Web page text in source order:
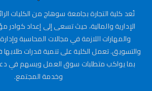
تُعد كلية التجارة بجامعة سوهاج من الكليات
الإدارية والمالية، حيث تسعى إلى إعداد
والمهارات اللازمة في مجالات المحاسبة
والتسويق. تعمل الكلية على تنمية قدرات طلابها في
بما يواكب متطلبات سوق العمل ويسهم في دعم
وخدمة المجتمع.